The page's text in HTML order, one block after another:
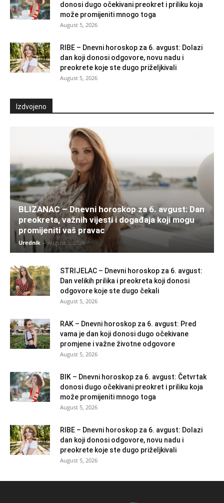
donosi dugo očekivani preokret i priliku koja
može promijeniti mnogo toga
August 5, 2026
RIBE – Dnevni horoskop za 6. avgust: Dolazi
dan koji donosi odgovore, novu nadu i
preokrete koje ste dugo priželjkivali
August 5, 2026
Izdvojeno
BLIZANAC – Dnevni horoskop za 6. avgust: Dan
preokreta, važnih vijesti i događaja koji mogu
promijeniti vaš pravac
Urednik - August 5, 2026
STRIJELAC – Dnevni horoskop za 6. avgust:
Dan velikih prilika i preokreta koji donosi
odgovore koje ste dugo čekali
August 5, 2026
RAK – Dnevni horoskop za 6. avgust: Pred
vama je dan koji donosi dugo očekivane
promjene i važne životne odgovore
August 5, 2026
BIK – Dnevni horoskop za 6. avgust: Četvrtak
donosi dugo očekivani preokret i priliku koja
može promijeniti mnogo toga
August 5, 2026
RIBE – Dnevni horoskop za 6. avgust: Dolazi
dan koji donosi odgovore, novu nadu i
preokrete koje ste dugo priželjkivali
August 5, 2026